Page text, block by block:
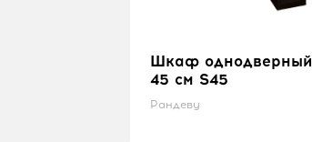
Шкаф однодверный
45 см S45
Рандеву